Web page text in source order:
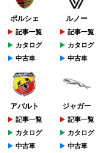
ポルシェ
記事一覧
カタログ
中古車
ルノー
記事一覧
カタログ
中古車
アバルト
記事一覧
カタログ
中古車
ジャガー
記事一覧
カタログ
中古車